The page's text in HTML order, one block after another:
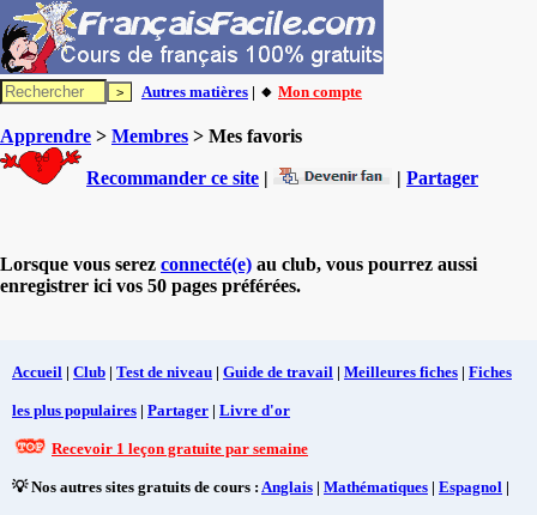
Autres matières | 🔸 Mon compte
Apprendre > Membres > Mes favoris
Recommander ce site | | Partager
Lorsque vous serez connecté(e) au club, vous pourrez aussi
enregistrer ici vos 50 pages préférées.
Accueil | Club | Test de niveau | Guide de travail | Meilleures fiches | Fiches
les plus populaires | Partager | Livre d'or
Recevoir 1 leçon gratuite par semaine
💡 Nos autres sites gratuits de cours : Anglais | Mathématiques | Espagnol |